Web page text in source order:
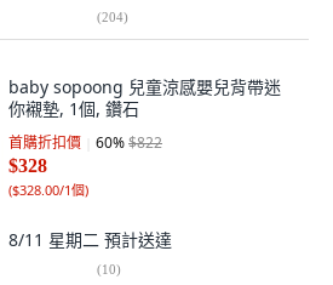
(204)
baby sopoong 兒童涼感嬰兒背帶迷
你襯墊, 1個, 鑽石
首購折扣價 60%$822
$328
($328.00/1個)
8/11 星期二 預計送達
(10)